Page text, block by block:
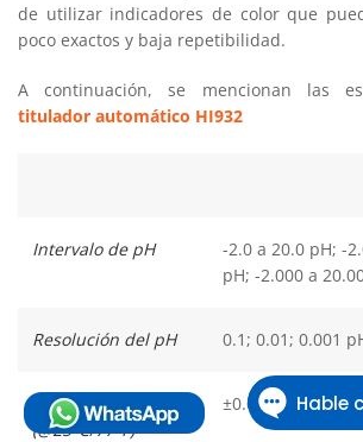
de utilizar indicadores de color que
poco exactos y baja repetibilidad.
A continuación, se mencionan las
titulador automático HI932
Intervalo de pH
-2.0 a 20.0 pH; -
pH; -2.000 a
Resolución del pH 0.1; 0.01; 0.001
Exactitud de pH
(@25°C/77°F)
±0.001 pH